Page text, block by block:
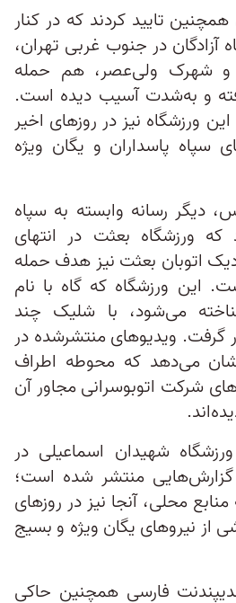
تایید کردند که در کنار
آزادگان در جنوب غربی تهران،
و شهرک ولی‌عصر، هم حمله
و به‌شدت آسیب دیده است.
ورزشگاه نیز در روزهای اخیر
سپاه پاسداران و یگان ویژه
دیگر رسانه وابسته به سپاه
که ورزشگاه بعثت در انتهای
و نزدیک اتوبان بعثت نیز هدف حمله
این ورزشگاه که گاه با نام
می‌شود، با شلیک چند
گرفت. ویدیوهای منتشرشده در
می‌دهد که محوطه اطراف
شرکت اتوبوسرانی مجاور آن
شهیدان اسماعیلی در
هم گزارش‌هایی منتشر شده است؛
محلی، آنجا نیز در روزهای
از نیروهای یگان ویژه و بسیج
فارسی همچنین حاکی